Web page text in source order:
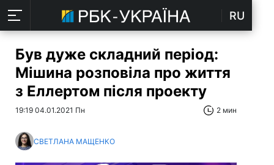
RU
Був дуже складний період:
Мішина розповіла про життя
з Еллертом після проекту
19:19 04.01.2021 Пн 2 мин
СВЕТЛАНА МАЩЕНКО